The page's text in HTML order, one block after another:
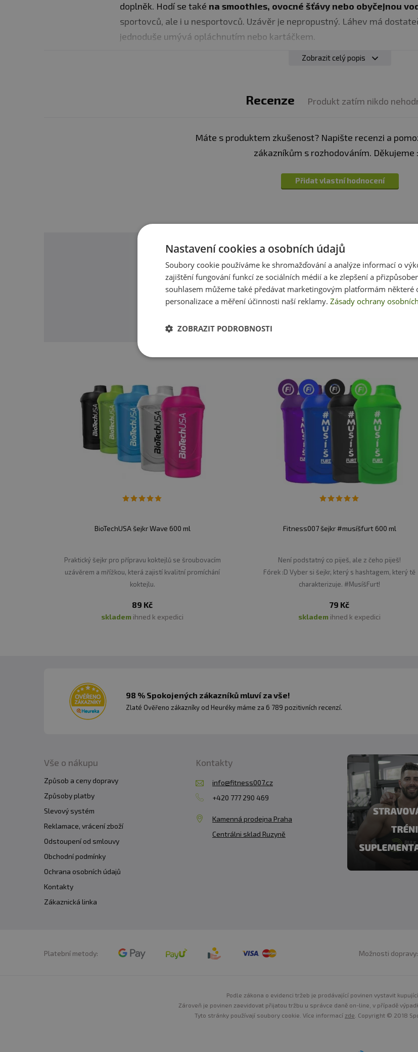
doplněk. Hodí se také na smoothies, ovocné šťávy nebo obyčejnou
sportovců, ale i u nesportovců. Uzávěr je nepropustný. Láhev má
jednoduše umývá opláchnutím nebo kartáčkem.
úžasně hladkou konzistenci svých drinků. Náš systém
Šejkr Sportmixer All-Black a jeho výhody
jednoduše se čistí
má pogumovaný úchyt
má široké hrdlo
je vyroben z kvalitního plastu bez BPA a ftalátů
Zobrazit celý popis
Recenze Produkt zatím nikdo
Máte s produktem zkušenost? Napište recenzi a
zákazníkům s rozhodováním. Děkujeme
Přidat vlastní hodnocení
Dotazy Zeptejte se, rádi vám
O našich produktech víme skoro vše. Zeptejte se, rádi
BioTechUSA šejkr Wave 600 ml
Praktický šejkr pro přípravu koktejlů se šroubovacím
uzávěrem a mřížkou, která zajistí kvalitní promíchání
koktejlu.
89 Kč
skladem ihned k expedici
Fitness007 šejkr #musíšfurt 600 ml
Není podstatný co piješ, ale z čeho piješ!
Fórek :D Vyber si šejkr, který s hashtagem, který tě
charakterizuje. #MusíšFurt!
79 Kč
skladem ihned k expedici
98 % Spokojených zákazníků mluví za vše!
Zlaté Ověřeno zákazníky od Heuréky máme za 6 789 pozitivních recenzí.
Vše o nákupu
Způsob a ceny dopravy
Způsoby platby
Slevový systém
Reklamace, vrácení zboží
Odstoupení od smlouvy
Obchodní podmínky
Ochrana osobních údajů
Kontakty
Zákaznická linka
Kontakty
info@fitness007.cz
+420 777 290 469
Kamenná prodejna Praha
Centrálni sklad Ruzyně
Platební metody: Možnosti dopravy:
Podle zákona o evidenci tržeb je prodávající povinen vystavit
Zároveň je povinen zaevidovat přijatou tržbu u správce daně on-line, v případě
Tyto stránky používají soubory cookie. Více informací zde . Copyright © 2018
Nastavení cookies a osobních údajů
Soubory cookie používáme ke shromažďování a analýze informací o
zajištění fungování funkcí ze sociálních médií a ke zlepšení a
souhlasem můžeme také předávat marketingovým platformám některé
personalizace a měření účinnosti naší reklamy. Zásady ochrany
ZOBRAZIT PODROBNOSTI